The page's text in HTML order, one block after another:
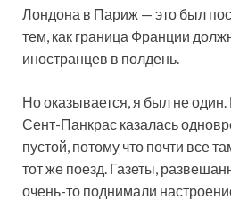
Лондона в Париж — это был
тем, как граница Франции
иностранцев в полдень.
Но оказывается, я был не один.
Сент-Панкрас казалась
пустой, потому что почти все
тот же поезд. Газеты,
очень-то поднимали